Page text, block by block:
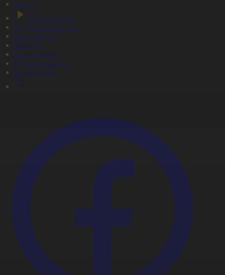
Басты
Тікелей эфир
Бағдарлама кестесі
Жаңалықтар
Жобалар
Телехикаялар
Мультсериалдар
Видеоархив